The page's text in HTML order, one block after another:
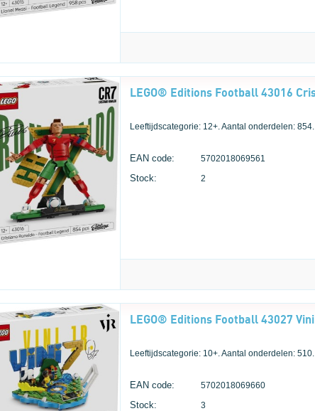
Leeftijdscategorie: 12+. Aantal onderdelen: 854.
EAN code: 5702018069561
Stock: 2
Leeftijdscategorie: 10+. Aantal onderdelen: 510.
EAN code: 5702018069660
Stock: 3